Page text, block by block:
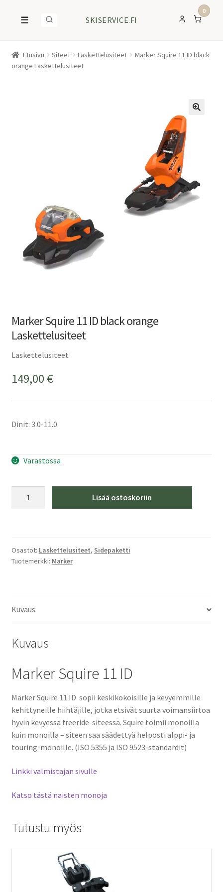
☰ SKISERVICE.FI
0
Etusivu Siteet Laskettelusiteet
Marker Squire 11 ID black
orange Laskettelusiteet
Marker Squire 11 ID black orange
Laskettelusiteet
Laskettelusiteet
149,00 €
Dinit: 3.0-11.0
Varastossa
orange
Laskettelusiteet
Lisää ostoskoriin
Osastot: Laskettelusiteet, Sidepaketti
Tuotemerkki: Marker
Kuvaus
Kuvaus
Marker Squire 11 ID
Marker Squire 11 ID sopii keskikokoisille ja kevyemmille
kehittyneille hiihtäjille, jotka etsivät suurta voimansiirtoa
hyvin kevyessä freeride-siteessä. Squire toimii monoilla
kuin monoilla – siteen saa säädettyä helposti alppi- ja
touring-monoille. (ISO 5355 ja ISO 9523-standardit)
Linkki valmistajan sivulle
Katso tästä naisten monoja
Tutustu myös